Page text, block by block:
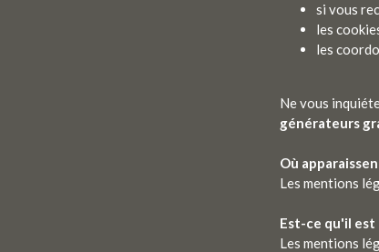
si vous
les
les
Ne vous
générateurs
Où
Les mentions
Est-ce qu'il
Les mentions